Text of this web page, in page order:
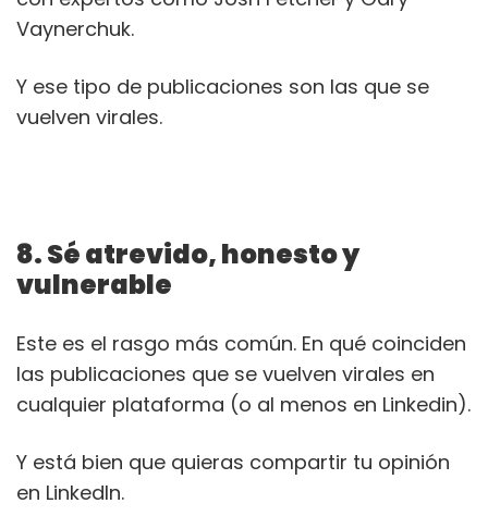
Vaynerchuk.
Y ese tipo de publicaciones son las que se
vuelven virales.
8. Sé atrevido, honesto y
vulnerable
Este es el rasgo más común. En qué coinciden
las publicaciones que se vuelven virales en
cualquier plataforma (o al menos en Linkedin).
Y está bien que quieras compartir tu opinión
en LinkedIn.